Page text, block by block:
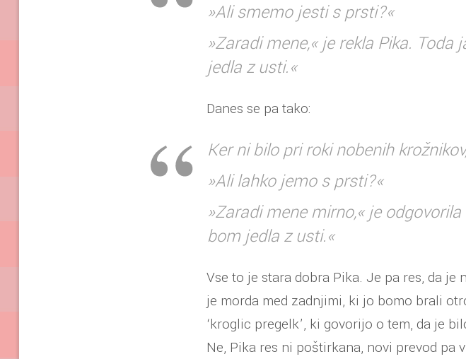
»Ali smemo jesti s prsti?«
»Zaradi mene,« je rekla Pika.
jedla z usti.«
Danes se pa tako:
Ker ni bilo pri roki nobenih
»Ali lahko jemo s prsti?«
»Zaradi mene mirno,« je
bom jedla z usti.«
Vse to je stara dobra Pika. Je pa res, da
je morda med zadnjimi, ki jo bomo brali
‘kroglic pregelk’, ki govorijo o tem, da je
Ne, Pika res ni poštirkana, novi prevod pa